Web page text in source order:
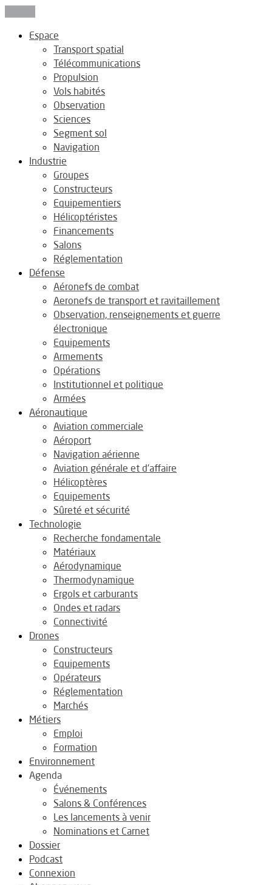
Espace
Transport spatial
Télécommunications
Propulsion
Vols habités
Observation
Sciences
Segment sol
Navigation
Industrie
Groupes
Constructeurs
Equipementiers
Hélicoptéristes
Financements
Salons
Réglementation
Défense
Aéronefs de combat
Aeronefs de transport et ravitaillement
Observation, renseignements et guerre
électronique
Equipements
Armements
Opérations
Institutionnel et politique
Armées
Aéronautique
Aviation commerciale
Aéroport
Navigation aérienne
Aviation générale et d’affaire
Hélicoptères
Equipements
Sûreté et sécurité
Technologie
Recherche fondamentale
Matériaux
Aérodynamique
Thermodynamique
Ergols et carburants
Ondes et radars
Connectivité
Drones
Constructeurs
Equipements
Opérateurs
Réglementation
Marchés
Métiers
Emploi
Formation
Environnement
Agenda
Événements
Salons & Conférences
Les lancements à venir
Nominations et Carnet
Dossier
Podcast
Connexion